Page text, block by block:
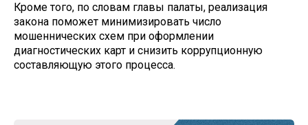
Кроме того, по словам главы палаты, реализация
закона поможет минимизировать число
мошеннических схем при оформлении
диагностических карт и снизить коррупционную
составляющую этого процесса.